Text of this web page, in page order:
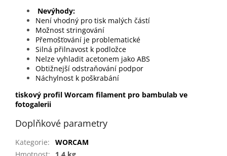
Nevýhody:
Není vhodný pro tisk malých částí
Možnost stringování
Přemošťování je problematické
Silná přilnavost k podložce
Nelze vyhladit acetonem jako ABS
Obtižnejší odstraňování podpor
Náchylnost k poškrabání
tiskov​ý profil​ ​Worcam filament pro bambulab ve
fotogalerii
Doplňkové parametry
Kategorie:
WORCAM